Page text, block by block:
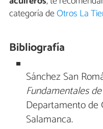
categoría deOtros La
Bibliografía
Sánchez San
Fundamentales
Departamento de
Salamanca.